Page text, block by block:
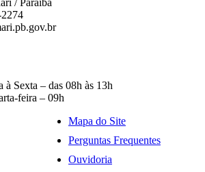
/ Paraíba
à Sexta – das 08h às 13h
feira – 09h
Mapa do Site
Perguntas Frequentes
Ouvidoria